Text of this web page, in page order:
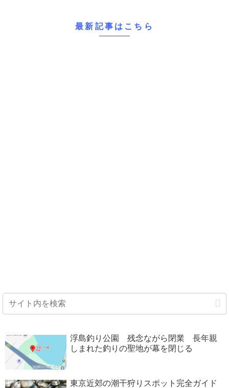
最新記事はこちら
浮島釣り公園 残念ながら閉業 長年親
しまれた釣りの聖地が幕を閉じる
東京近郊の潮干狩りスポット完全ガイド